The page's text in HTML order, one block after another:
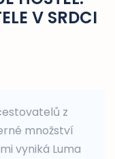
V SRDCI
z
množství
vyniká Luma